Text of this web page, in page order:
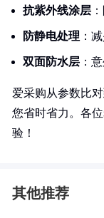
抗紫外线涂层
防静电处理 ：
双面防水层 ：
爱采购从参数比
您省时省力。各
验！
其他推荐